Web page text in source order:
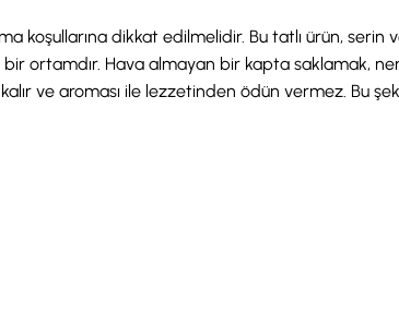
dikkat edilmelidir. Bu tatlı ürün, serin
bir ortamdır. Hava almayan bir kapta saklamak,
ve aroması ile lezzetinden ödün vermez. Bu